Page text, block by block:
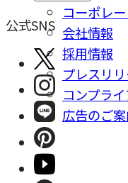
コーポレ
会社情報
採⽤情報
プレスリ
コンプラ
広告のご
公式SNS